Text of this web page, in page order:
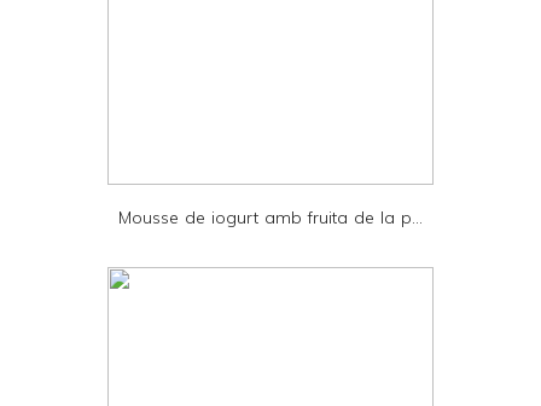
Mousse de iogurt amb fruita de la p...